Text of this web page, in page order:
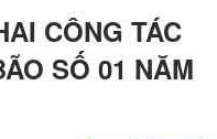
CÔNG TÁC
SỐ 01 NĂM